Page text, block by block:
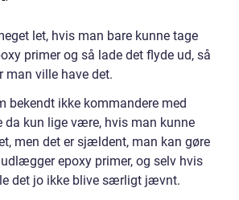
let, hvis man bare kunne tage
primer og så lade det flyde ud, så
man ville have det.
bekendt ikke kommandere med
da kun lige være, hvis man kunne
men det er sjældent, man kan gøre
epoxy primer, og selv hvis
det jo ikke blive særligt jævnt.